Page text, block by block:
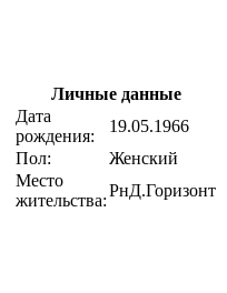
Личные данные
Дата
рождения:
19.05.1966
Пол:
Женский
Место
жительства:
РнД.Горизонт